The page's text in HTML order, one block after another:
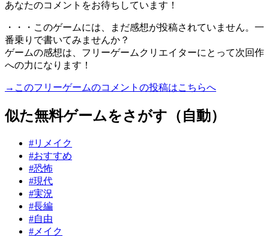
あなたのコメントをお待ちしています！
・・・このゲームには、まだ感想が投稿されていません。一
番乗りで書いてみませんか？
ゲームの感想は、フリーゲームクリエイターにとって次回作
への力になります！
→このフリーゲームのコメントの投稿はこちらへ
似た無料ゲームをさがす（自動）
#リメイク
#おすすめ
#恐怖
#現代
#実況
#長編
#自由
#メイク